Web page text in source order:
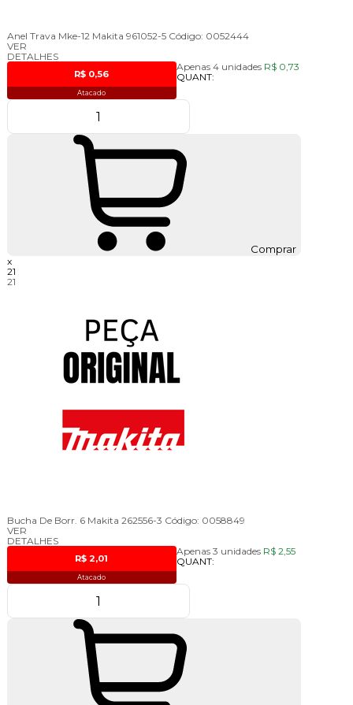
Anel Trava Mke-12 Makita 961052-5 Código: 0052444
VER
DETALHES
Apenas 4 unidades
R$ 0,56
Atacado
R$ 0,73
QUANT:
Comprar
x
21
21
Bucha De Borr. 6 Makita 262556-3 Código: 0058849
VER
DETALHES
Apenas 3 unidades
R$ 2,01
Atacado
R$ 2,55
QUANT: